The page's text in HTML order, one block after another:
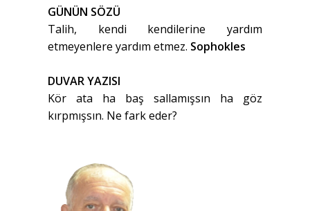
GÜNÜN SÖZÜ
Talih, kendi kendilerine yardım
etmeyenlere yardım etmez. Sophokles
DUVAR YAZISI
Kör ata ha baş sallamışsın ha göz
kırpmışsın. Ne fark eder?